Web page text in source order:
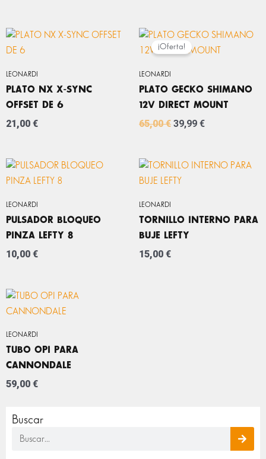
Buscar
LEONARDI
PLATO NX X-SYNC
OFFSET DE 6
21,00 €
LEONARDI
¡Oferta!
PLATO GECKO SHIMANO
12V DIRECT MOUNT
65,00€
EL
PRECIO
ORIGINAL
39,99 €
EL
PRECIO
ACTUAL
LEONARDI
PULSADOR BLOQUEO
PINZA LEFTY 8
10,00 €
LEONARDI
TORNILLO INTERNO PARA
BUJE LEFTY
15,00 €
LEONARDI
TUBO OPI PARA
CANNONDALE
59,00 €